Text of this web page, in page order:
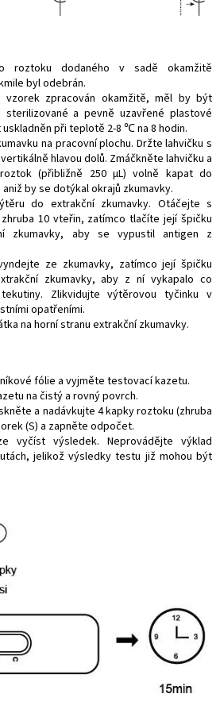
roztoku dodaného v sadě okamžitě
byl odebrán.
vzorek zpracován okamžitě, měl by být
sterilizované a pevně uzavřené plastové
uskladněn při teplotě 2-8 ℃ na 8 hodin.
na pracovní plochu. Držte lahvičku s
hlavou dolů. Zmáčkněte lahvičku a
(přibližně 250 μL) volně kapat do
by se dotýkal okrajů zkumavky.
do extrakční zkumavky. Otáčejte s
10 vteřin, zatímco tlačíte její špičku
zkumavky, aby se vypustil antigen z
ze zkumavky, zatímco její špičku
zkumavky, aby z ní vykapalo co
Zlikvidujte výtěrovou tyčinku v
opatřeními.
na horní stranu extrakční zkumavky.
fólie a vyjměte testovací kazetu.
na čistý a rovný povrch.
a nadávkujte 4 kapky roztoku (zhruba
(S) a zapněte odpočet.
vyčíst výsledek. Neprovádějte výklad
jelikož výsledky testu již mohou být